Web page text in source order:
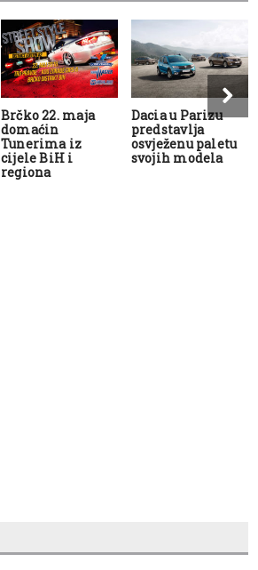
Brčko 22. maja
domaćin
Tunerima iz
cijele BiH i
regiona
Dacia u Parizu
predstavlja
osvježenu paletu
svojih modela